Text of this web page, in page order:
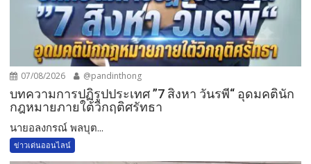
07/08/2026 @pandinthong
บทความการปฏิรูปประเทศ ”7 สิงหา วันรพี“ อุดมคตินัก
กฎหมายภายใต้วิกฤติศรัทธา
นายอลงกรณ์ พลบุต...
ข่าวเด่นออนไลน์